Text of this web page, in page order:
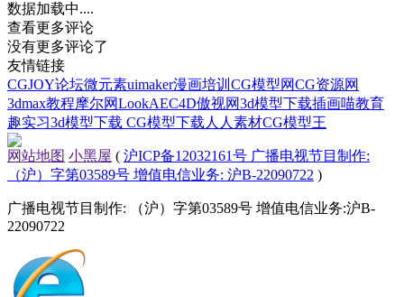
数据加载中....
查看更多评论
没有更多评论了
友情链接
CGJOY论坛微元素uimaker漫画培训 CG模型网CG资源网
3dmax教程摩尔网LookAEC4D傲视网3d模型下载插画喵教育
趣实习3d模型下载 CG模型下载 人人素材CG模型王
网站地图 小黑屋 ( 沪ICP备12032161号 广播电视节目制作:
（沪）字第03589号 增值电信业务: 沪B-22090722 )
广播电视节目制作: （沪）字第03589号 增值电信业务:沪B-
22090722